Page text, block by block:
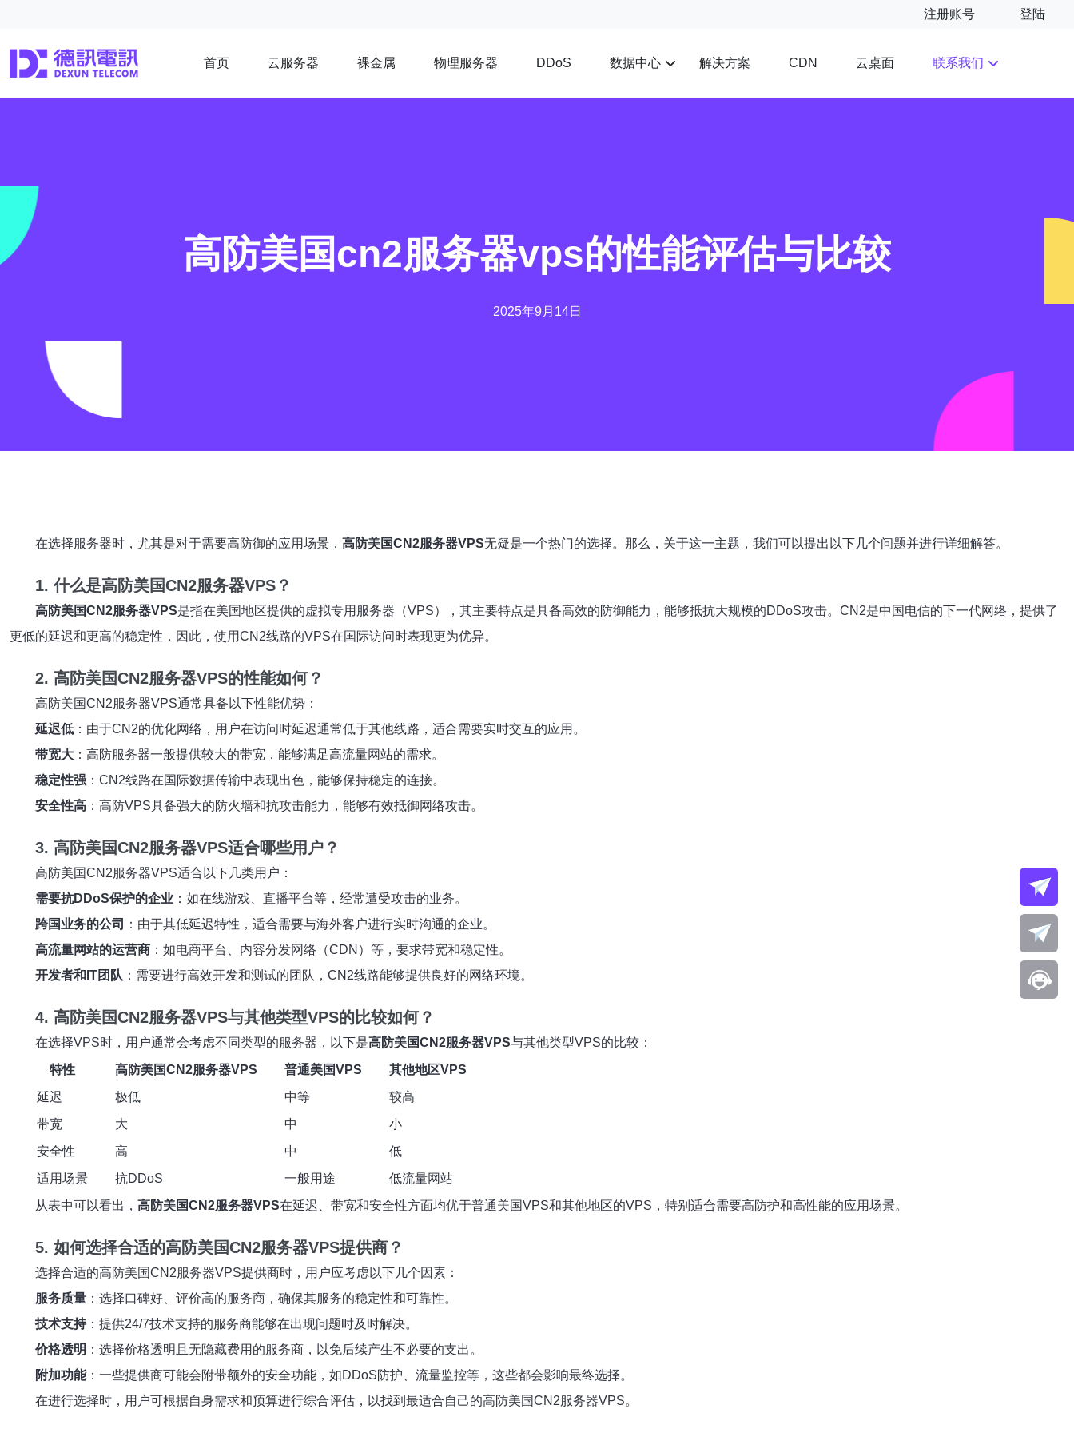
注册账号 登陆
首页 云服务器 裸金属 物理服务器 DDoS 数据中心 解决方案 CDN 云桌面 联系我们
高防美国cn2服务器vps的性能评估与比较
2025年9月14日
在选择服务器时，尤其是对于需要高防御的应用场景， 高防美国CN2服务器VPS无疑是一个热门的选择。那么，关于这一主题，我们可以提出以下几个问题并进行详细解答。
1. 什么是高防美国CN2服务器VPS？
高防美国CN2服务器VPS是指在美国地区提供的虚拟专用服务器（VPS），其主要特点是具备高效的防御能力，能够抵抗大规模的DDoS攻击。CN2是中国电信的下一代网络，提供了
更低的延迟和更高的稳定性，因此，使用CN2线路的VPS在国际访问时表现更为优异。
2. 高防美国CN2服务器VPS的性能如何？
高防美国CN2服务器VPS通常具备以下性能优势：
延迟低 ：由于CN2的优化网络，用户在访问时延迟通常低于其他线路，适合需要实时交互的应用。
带宽大 ：高防服务器一般提供较大的带宽，能够满足高流量网站的需求。
稳定性强 ：CN2线路在国际数据传输中表现出色，能够保持稳定的连接。
安全性高 ：高防VPS具备强大的防火墙和抗攻击能力，能够有效抵御网络攻击。
3. 高防美国CN2服务器VPS适合哪些用户？
高防美国CN2服务器VPS适合以下几类用户：
需要抗DDoS保护的企业 ：如在线游戏、直播平台等，经常遭受攻击的业务。
跨国业务的公司
：由于其低延迟特性，适合需要与海外客户进行实时沟通的企业。
高流量网站的运营商 ：如电商平台、内容分发网络（CDN）等，要求带宽和稳定性。
开发者和IT团队 ：需要进行高效开发和测试的团队，CN2线路能够提供良好的网络环境。
4. 高防美国CN2服务器VPS与其他类型VPS的比较如何？
在选择VPS时，用户通常会考虑不同类型的服务器，以下是高防美国CN2服务器VPS与其他类型VPS的比较：
特性
高防美国CN2服务器VPS 普通美国VPS
其他地区VPS
延迟
极低 中等
较高
带宽
大 中
小
安全性
高 中
低
适用场景
抗DDoS 一般用途
低流量网站
从表中可以看出， 高防美国CN2服务器VPS在延迟、带宽和安全性方面均优于普通美国VPS和其他地区的VPS，特别适合需要高防护和高性能的应用场景。
5. 如何选择合适的高防美国CN2服务器VPS提供商？
选择合适的高防美国CN2服务器VPS提供商时，用户应考虑以下几个因素：
服务质量 ：选择口碑好、评价高的服务商，确保其服务的稳定性和可靠性。
技术支持：提供24/7技术支持的服务商能够在出现问题时及时解决。
价格透明 ：选择价格透明且无隐藏费用的服务商，以免后续产生不必要的支出。
附加功能：一些提供商可能会附带额外的安全功能，如DDoS防护、流量监控等，这些都会影响最终选择。
在进行选择时，用户可根据自身需求和预算进行综合评估，以找到最适合自己的高防美国CN2服务器VPS。